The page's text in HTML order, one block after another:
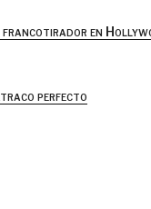
francotirador en
perfecto